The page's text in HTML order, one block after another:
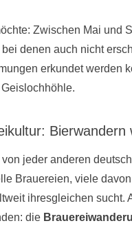
Zwischen Mai und
denen auch nicht
erkundet werden
Bierwandern
jeder anderen
Brauereien, viele
ihresgleichen sucht.
die